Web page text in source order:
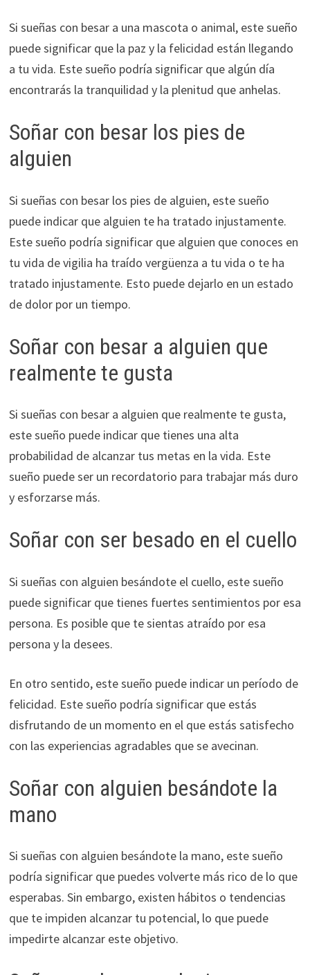
Si sueñas con besar a una mascota o animal, este sueño
puede significar que la paz y la felicidad están llegando
a tu vida. Este sueño podría significar que algún día
encontrarás la tranquilidad y la plenitud que anhelas.
Soñar con besar los pies de
alguien
Si sueñas con besar los pies de alguien, este sueño
puede indicar que alguien te ha tratado injustamente.
Este sueño podría significar que alguien que conoces en
tu vida de vigilia ha traído vergüenza a tu vida o te ha
tratado injustamente. Esto puede dejarlo en un estado
de dolor por un tiempo.
Soñar con besar a alguien que
realmente te gusta
Si sueñas con besar a alguien que realmente te gusta,
este sueño puede indicar que tienes una alta
probabilidad de alcanzar tus metas en la vida. Este
sueño puede ser un recordatorio para trabajar más duro
y esforzarse más.
Soñar con ser besado en el cuello
Si sueñas con alguien besándote el cuello, este sueño
puede significar que tienes fuertes sentimientos por esa
persona. Es posible que te sientas atraído por esa
persona y la desees.
En otro sentido, este sueño puede indicar un período de
felicidad. Este sueño podría significar que estás
disfrutando de un momento en el que estás satisfecho
con las experiencias agradables que se avecinan.
Soñar con alguien besándote la
mano
Si sueñas con alguien besándote la mano, este sueño
podría significar que puedes volverte más rico de lo que
esperabas. Sin embargo, existen hábitos o tendencias
que te impiden alcanzar tu potencial, lo que puede
impedirte alcanzar este objetivo.